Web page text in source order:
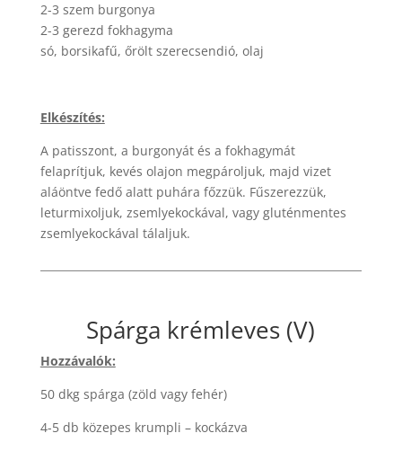
2-3 szem burgonya
2-3 gerezd fokhagyma
só, borsikafű, őrölt szerecsendió, olaj
Elkészítés:
A patisszont, a burgonyát és a fokhagymát
felaprítjuk, kevés olajon megpároljuk, majd vizet
aláöntve fedő alatt puhára főzzük. Fűszerezzük,
leturmixoljuk, zsemlyekockával, vagy gluténmentes
zsemlyekockával tálaljuk.
Spárga krémleves (V)
Hozzávalók:
50 dkg spárga (zöld vagy fehér)
4-5 db közepes krumpli – kockázva